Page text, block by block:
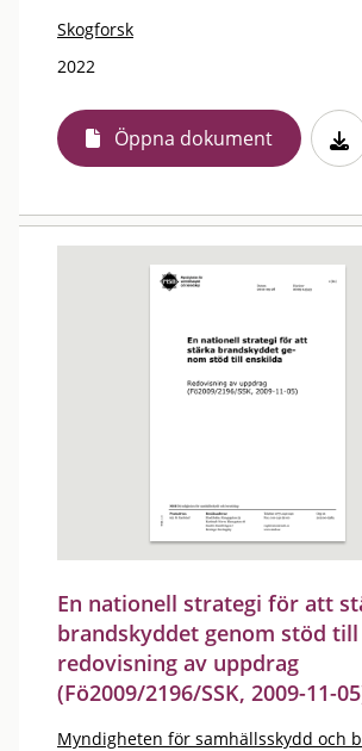
Skogforsk
2022
Öppna dokument
En nationell strategi för att
brandskyddet genom stöd till
redovisning av uppdrag
(Fö2009/2196/SSK, 2009-11-
Myndigheten för samhällsskydd och